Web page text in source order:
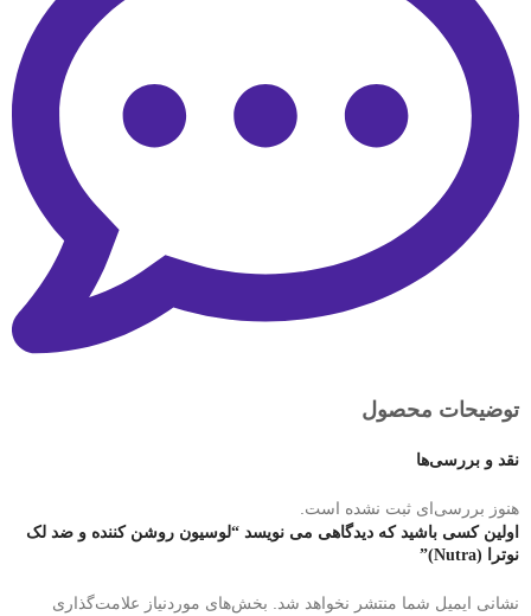
توضیحات محصول
نقد و بررسی‌ها
هنوز بررسی‌ای ثبت نشده است.
اولین کسی باشید که دیدگاهی می نویسد “لوسیون روشن کننده و ضد لک
نوترا (Nutra)”
نشانی ایمیل شما منتشر نخواهد شد.
بخش‌های موردنیاز علامت‌گذاری